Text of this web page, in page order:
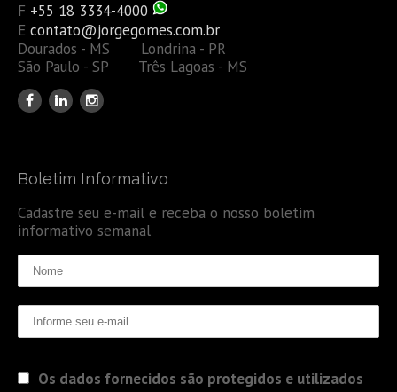
F +55 18 3334-4000
E contato@jorgegomes.com.br
Dourados - MS Londrina - PR
São Paulo - SP Três Lagoas - MS
Boletim Informativo
Cadastre seu e-mail e receba o nosso boletim
informativo semanal
Os dados fornecidos são protegidos e utilizados